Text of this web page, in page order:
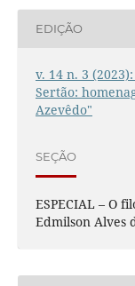
EDIÇÃO
v. 14 n. 3
Sertão:
Azevêdo"
SEÇÃO
ESPECIAL – O
Edmilson Alves